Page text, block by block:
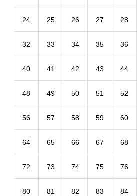
24 25 26 27 28
32 33 34 35 36
40 41 42 43 44
48 49 50 51 52
56 57 58 59 60
64 65 66 67 68
72 73 74 75 76
80 81 82 83 84